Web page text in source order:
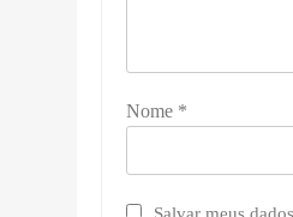
Nome *
Salvar meus